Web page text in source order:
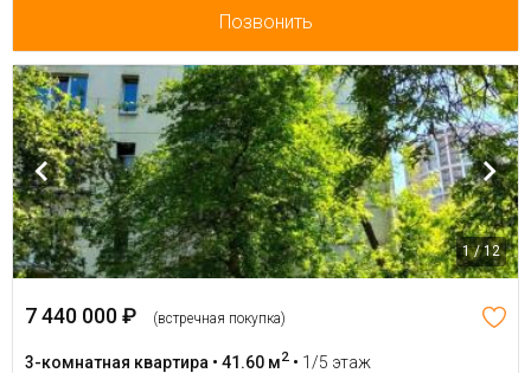
Позвонить
1 / 12
7 440 000 ₽ (встречная покупка)
3-комнатная квартира • 41.60 м2 • 1/5 этаж